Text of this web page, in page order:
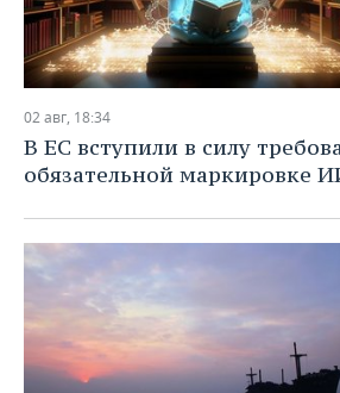
02 авг, 18:34
В ЕС вступили в силу
обязательной маркировке